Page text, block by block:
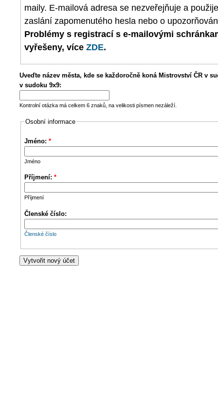
maily. E-mailová adresa se nezveřejňuje a
zaslání zapomenutého hesla nebo o
Problémy s registrací s e-mailovými
vyřešeny, více ZDE.
Uveďte název města, kde se každoročně koná Mistrovství ČR v
v sudoku 9x9:
Kontrolní otázka má celkem 6 znaků, na velikosti písmen nezáleží.
Osobní informace
Jméno: *
Jméno
Příjmení: *
Příjmení
Členské číslo:
Členské číslo